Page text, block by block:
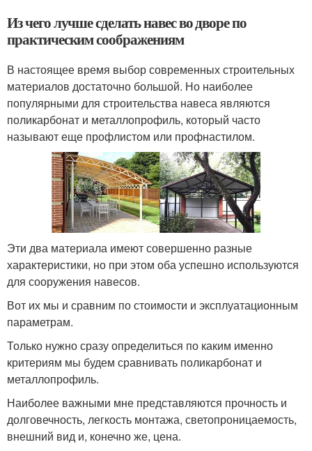
Из чего лучше сделать навес во дворе по
практическим соображениям
В настоящее время выбор современных строительных
материалов достаточно большой. Но наиболее
популярными для строительства навеса являются
поликарбонат и металлопрофиль, который часто
называют еще профлистом или профнастилом.
Эти два материала имеют совершенно разные
характеристики, но при этом оба успешно используются
для сооружения навесов.
Вот их мы и сравним по стоимости и эксплуатационным
параметрам.
Только нужно сразу определиться по каким именно
критериям мы будем сравнивать поликарбонат и
металлопрофиль.
Наиболее важными мне представляются прочность и
долговечность, легкость монтажа, светопроницаемость,
внешний вид и, конечно же, цена.